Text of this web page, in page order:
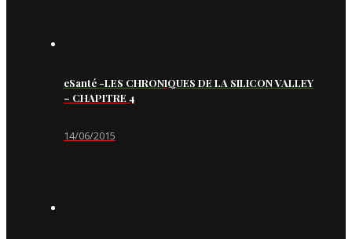
eSanté -LES CHRONIQUES DE LA SILICON VALLEY
– CHAPITRE 4
14/06/2015